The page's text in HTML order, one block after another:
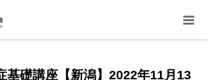
基礎講座【新潟】2022年11月13